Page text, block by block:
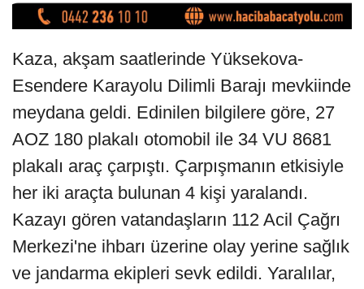
Kaza, akşam saatlerinde Yüksekova-
Esendere Karayolu Dilimli Barajı mevkiinde
meydana geldi. Edinilen bilgilere göre, 27
AOZ 180 plakalı otomobil ile 34 VU 8681
plakalı araç çarpıştı. Çarpışmanın etkisiyle
her iki araçta bulunan 4 kişi yaralandı.
Kazayı gören vatandaşların 112 Acil Çağrı
Merkezi'ne ihbarı üzerine olay yerine sağlık
ve jandarma ekipleri sevk edildi. Yaralılar,